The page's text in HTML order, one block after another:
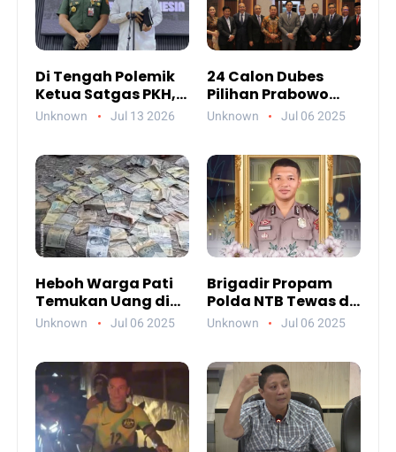
Di Tengah Polemik
Ketua Satgas PKH,
Ada Pesan Penting
Unknown Jul 13 2026
24 Calon Dubes
Pilihan Prabowo
Jalani Uji
Unknown Jul 06 2025
Heboh Warga Pati
Temukan Uang di
Sungai, Netizen
Unknown Jul 06 2025
Brigadir Propam
Polda NTB Tewas di
Gili Trawangan,
Sendiri
Unknown Jul 06 2025